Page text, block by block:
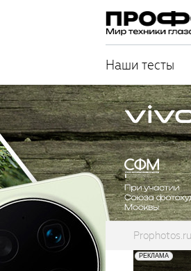
Наши тесты
Prophotos.ru